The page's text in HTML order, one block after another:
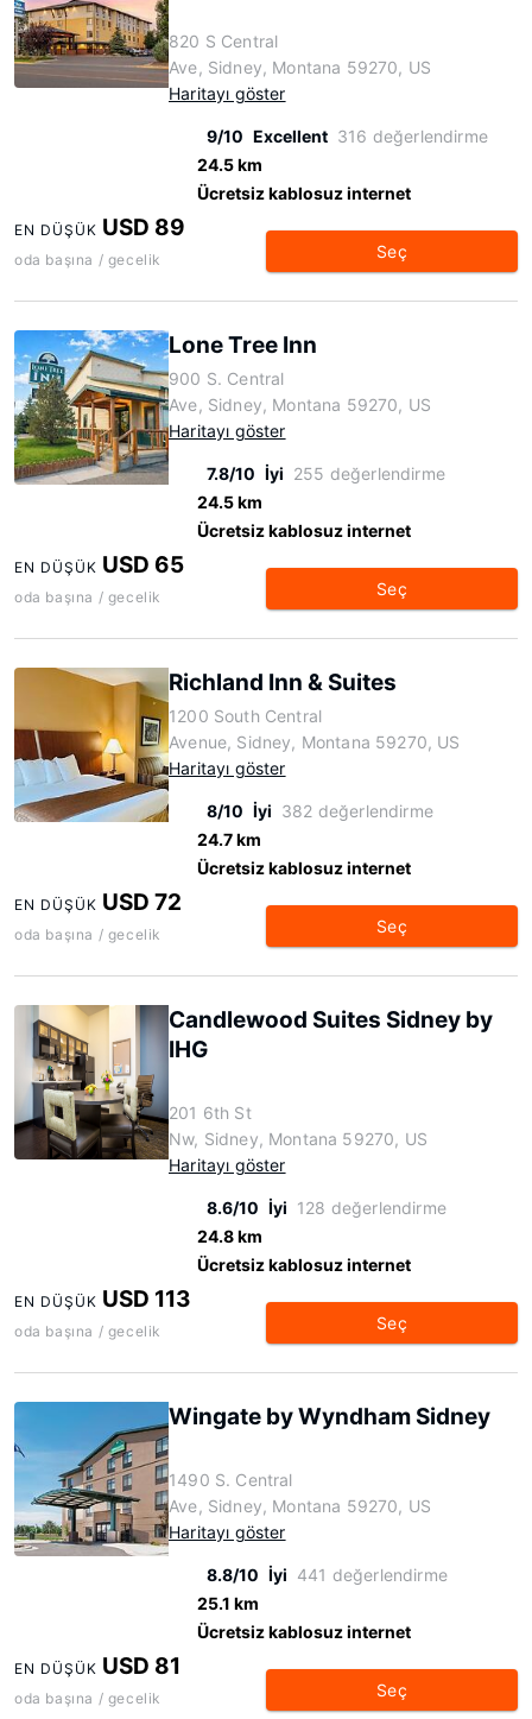
820 S Central
Ave, Sidney, Montana 59270, US
Haritayı göster
9/10 Excellent 316 değerlendirme
24.5 km
Ücretsiz kablosuz internet
EN DÜŞÜK USD 89
oda başına / gecelik Seç
Lone Tree Inn
900 S. Central
Ave, Sidney, Montana 59270, US
Haritayı göster
7.8/10 İyi 255 değerlendirme
24.5 km
Ücretsiz kablosuz internet
EN DÜŞÜK USD 65
oda başına / gecelik Seç
Richland Inn & Suites
1200 South Central
Avenue, Sidney, Montana 59270, US
Haritayı göster
8/10 İyi 382 değerlendirme
24.7 km
Ücretsiz kablosuz internet
EN DÜŞÜK USD 72
oda başına / gecelik Seç
Candlewood Suites Sidney by
IHG
201 6th St
Nw, Sidney, Montana 59270, US
Haritayı göster
8.6/10 İyi 128 değerlendirme
24.8 km
Ücretsiz kablosuz internet
EN DÜŞÜK USD 113
oda başına / gecelik Seç
Wingate by Wyndham Sidney
1490 S. Central
Ave, Sidney, Montana 59270, US
Haritayı göster
8.8/10 İyi 441 değerlendirme
25.1 km
Ücretsiz kablosuz internet
EN DÜŞÜK USD 81
oda başına / gecelik Seç